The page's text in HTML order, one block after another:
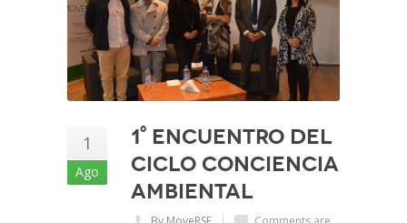
1
Ago
1° Encuentro del
Ciclo Conciencia
Ambiental